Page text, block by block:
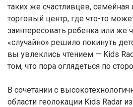
таких же счастливцев, семейная
торговый центр, где что-то
заинтересовать ребенка или же
«случайно» решило покинуть
вы увлеклись чтением — Kids
том, что пора оглядеться по
В сочетании с
области геолокации Kids Radar